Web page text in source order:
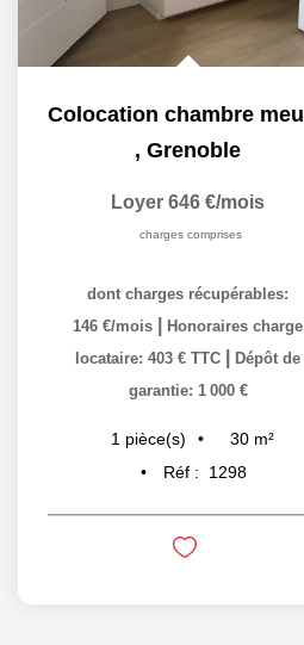
, Grenoble
Loyer 646 €/mois
charges comprises
dont charges récupérables:
146 €/mois
Honoraires charge
locataire: 403 € TTC
Dépôt de
garantie: 1 000 €
1 pièce(s) 30 m²
Réf :
1298